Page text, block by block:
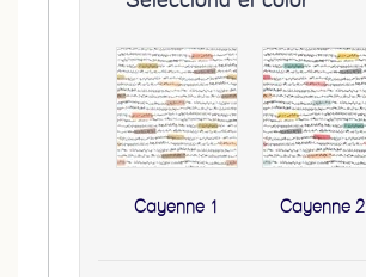
Cayenne 1 Cayenne 2